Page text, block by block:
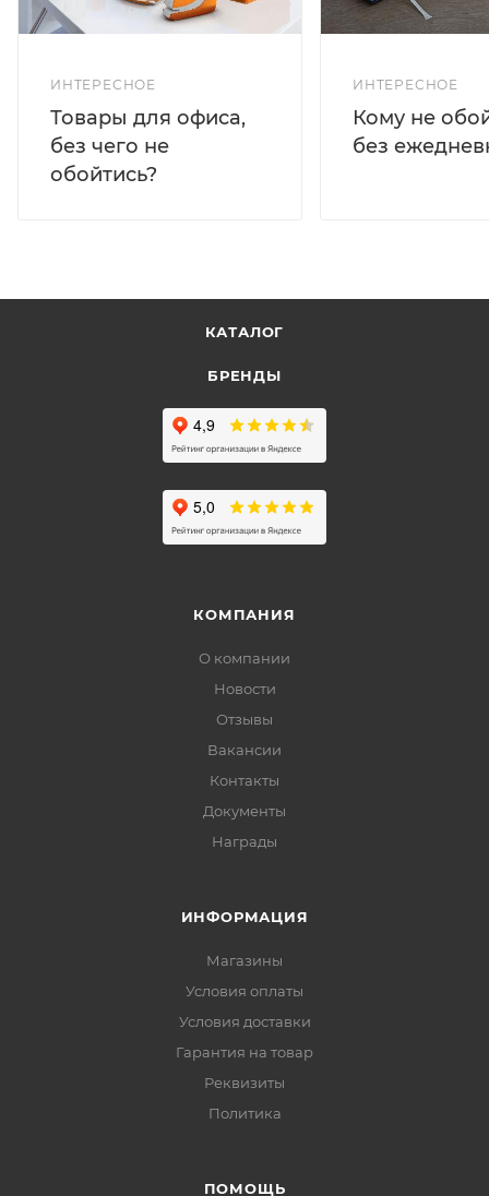
ИНТЕРЕСНОЕ
Товары для офиса,
без чего не
обойтись?
ИНТЕРЕСНОЕ
Кому не
без
КАТАЛОГ
БРЕНДЫ
КОМПАНИЯ
О компании
Новости
Отзывы
Вакансии
Контакты
Документы
Награды
ИНФОРМАЦИЯ
Магазины
Условия оплаты
Условия доставки
Гарантия на товар
Реквизиты
Политика
ПОМОЩЬ